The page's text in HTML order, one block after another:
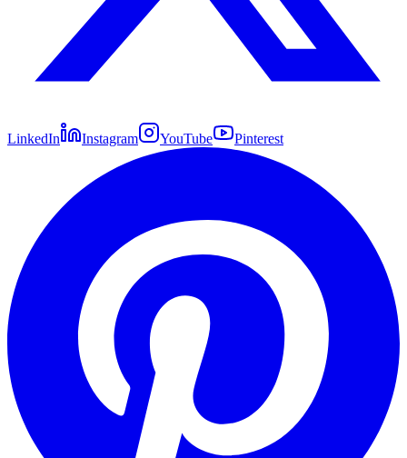
LinkedIn Instagram YouTube Pinterest